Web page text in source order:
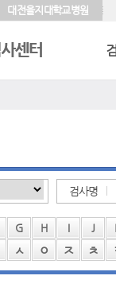
대전을지대학교병원
검사명
G H I J
ㅅ ㅇ ㅈ ㅊ